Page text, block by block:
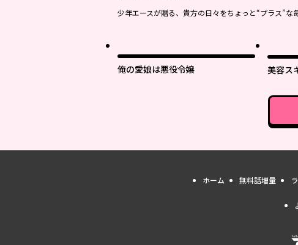
少年エースが贈る、貴方の日々をちょっと“プラス”な
俺の愛娘は悪役令嬢
美容ス
ホーム 無料話増量